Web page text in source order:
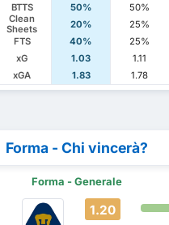
BTTS
50% 50%
Clean
Sheets
20% 25%
FTS
40% 25%
xG
1.03 1.11
xGA
1.83 1.78
Forma - Chi vincerà?
Forma - Generale
1.20